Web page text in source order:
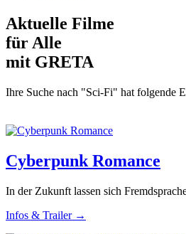
Aktuelle Filme
für Alle
mit GRETA
Ihre Suche nach "Sci-Fi" hat folgende
Cyberpunk Romance
In der Zukunft lassen sich
Infos & Trailer →